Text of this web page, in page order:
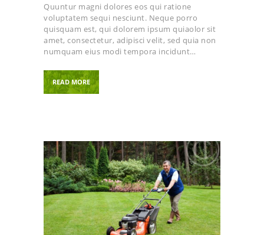
Quuntur magni dolores eos qui ratione
voluptatem sequi nesciunt. Neque porro
quisquam est, qui dolorem ipsum quiaolor sit
amet, consectetur, adipisci velit, sed quia non
numquam eius modi tempora incidunt…
READ MORE